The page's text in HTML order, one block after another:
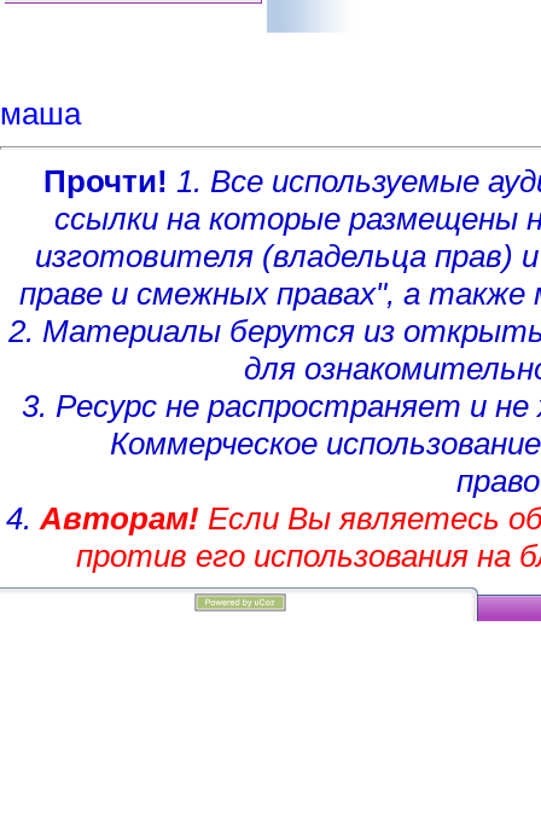
маша
Прочти! 1. Все используемые
ссылки на которые размещены
изготовителя (владельца прав)
праве и смежных правах", а
2. Материалы берутся из
для
3. Ресурс не распространяет и
Коммерческое
4. Авторам!Если Вы являетесь
против его использования на